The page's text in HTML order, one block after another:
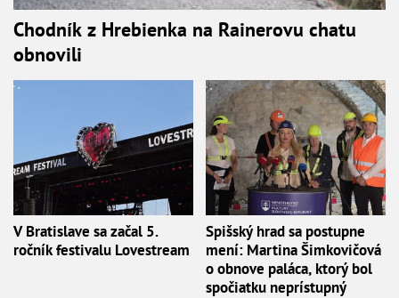
Chodník z Hrebienka na Rainerovu chatu
obnovili
V Bratislave sa začal 5.
ročník festivalu Lovestream
Spišský hrad sa postupne
mení: Martina Šimkovičová
o obnove paláca, ktorý bol
spočiatku neprístupný